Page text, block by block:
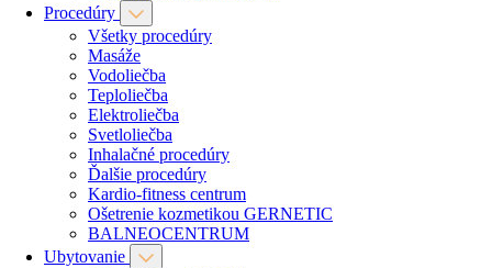
Procedúry
Všetky procedúry
Masáže
Vodoliečba
Teploliečba
Elektroliečba
Svetloliečba
Inhalačné procedúry
Ďalšie procedúry
Kardio-fitness centrum
Ošetrenie kozmetikou GERNETIC
BALNEOCENTRUM
Ubytovanie